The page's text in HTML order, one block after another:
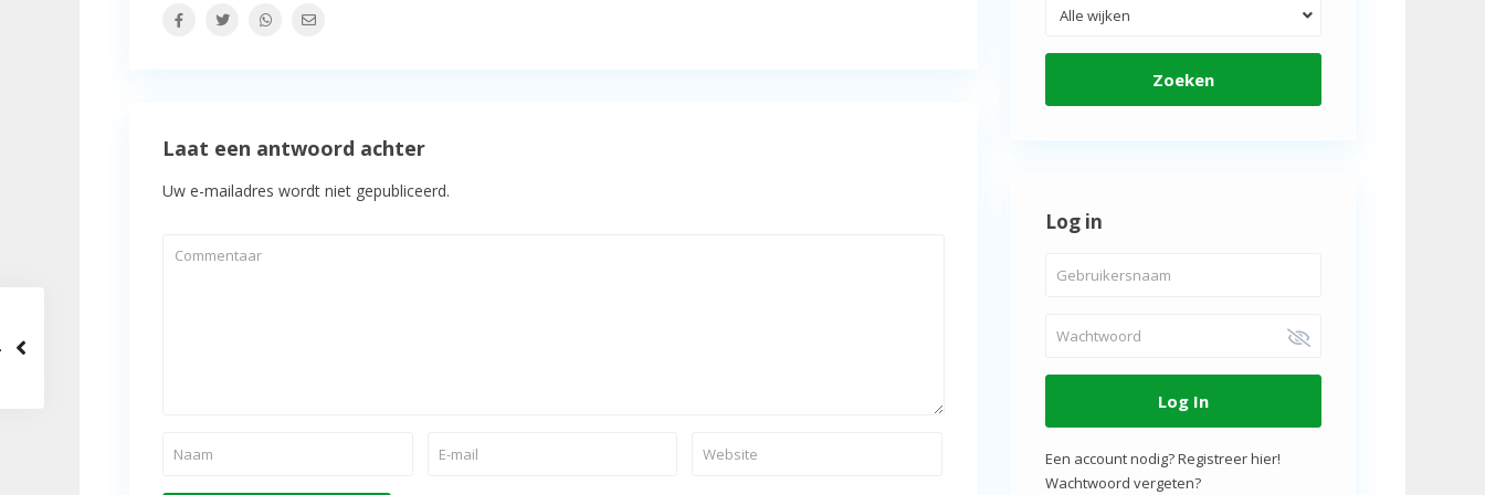
Laat een antwoord achter
Uw e-mailadres wordt niet gepubliceerd.
Alle wijken
Zoeken
Log in
Log In
Een account nodig? Registreer hier!
Wachtwoord vergeten?